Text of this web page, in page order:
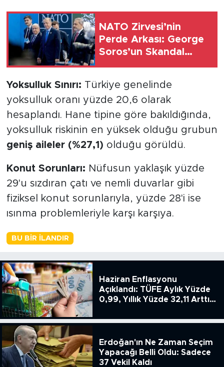
NATO Zirvesi’nin
Perde Arkası: George
Soros’un Skandal
Manaya Geliyor?
Yoksulluk Sınırı: Türkiye genelinde
yoksulluk oranı yüzde 20,6 olarak
hesaplandı. Hane tipine göre bakıldığında,
yoksulluk riskinin en yüksek olduğu grubun
geniş aileler (%27,1) olduğu görüldü.
Konut Sorunları: Nüfusun yaklaşık yüzde
29'u sızdıran çatı ve nemli duvarlar gibi
fiziksel konut sorunlarıyla, yüzde 28'i ise
ısınma problemleriyle karşı karşıya.
BU BIR İLANDIR
Haziran Enflasyonu
Açıklandı: TÜFE Aylık Yüzde
0,99, Yıllık Yüzde 32,11 Arttı,
51.49
Erdoğan'ın Ne Zaman Seçim
Yapacağı Belli Oldu: Sadece
37 Vekil Kaldı